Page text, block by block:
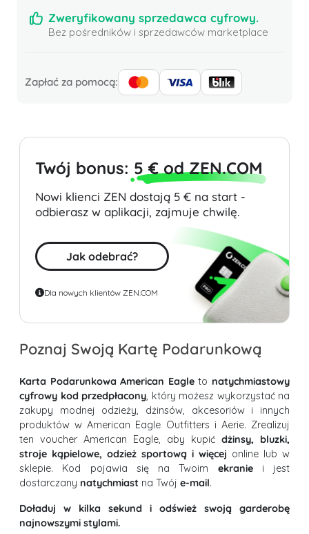
Zweryfikowany sprzedawca cyfrowy.
Bez pośredników i sprzedawców marketplace
Zapłać za pomocą:
Twój bonus: 5 € od ZEN.COM
Nowi klienci ZEN dostają 5 € na start -
odbierasz w aplikacji, zajmuje chwilę.
Jak odebrać?
Dla nowych klientów ZEN.COM
Poznaj Swoją Kartę Podarunkową
Karta Podarunkowa American Eagleto natychmiastowy
cyfrowy kod przedpłacony, który możesz wykorzystać na
zakupy modnej odzieży, dżinsów, akcesoriów i innych
produktów w American Eagle Outfitters i Aerie. Zrealizuj
ten voucher American Eagle, aby kupić dżinsy, bluzki,
stroje kąpielowe, odzież sportową i więcej online lub w
sklepie. Kod pojawia się na Twoim ekraniei jest
dostarczany natychmiast na Twój e-mail.
Doładuj w kilka sekund i odśwież swoją garderobę
najnowszymi stylami.